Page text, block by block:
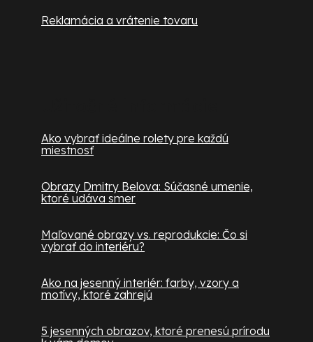
Reklamácia a vrátenie tovaru
Ako vybrať ideálne rolety pre každú
miestnosť
Obrazy Dmitry Belova: Súčasné umenie,
ktoré udáva smer
Maľované obrazy vs. reprodukcie: Čo si
vybrať do interiéru?
Ako na jesenný interiér: farby, vzory a
motívy, ktoré zahrejú
5 jesenných obrazov, ktoré prenesú prírodu